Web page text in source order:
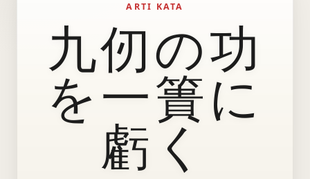
ARTI KATA
九仞の功
を一簣に
虧く